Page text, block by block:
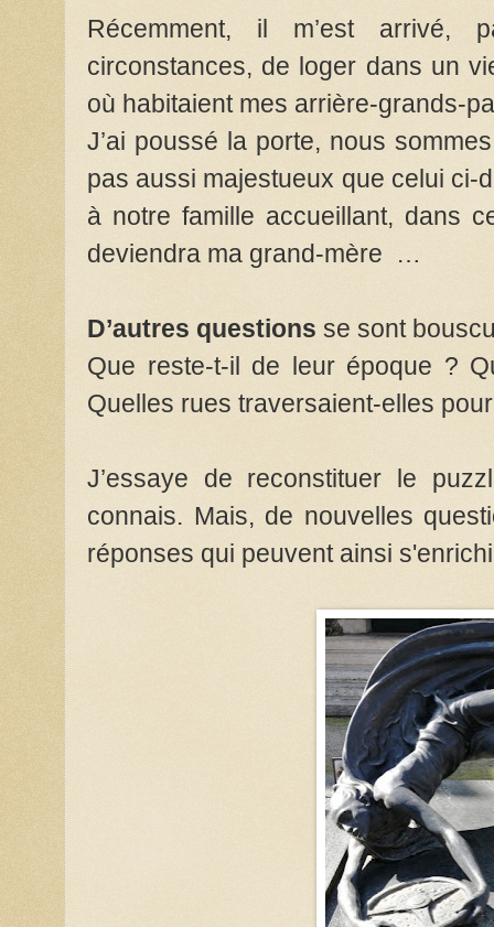
Récemment, il m’est arrivé,
circonstances, de loger dans un
où habitaient mes arrière-grands-
J’ai poussé la porte, nous
pas aussi majestueux que celui ci-
à notre famille accueillant, dans
deviendra ma grand-mère …
D’autres questions se sont
Que reste-t-il de leur époque ?
Quelles rues traversaient-elles
J’essaye de reconstituer le
connais. Mais, de nouvelles
réponses qui peuvent ainsi